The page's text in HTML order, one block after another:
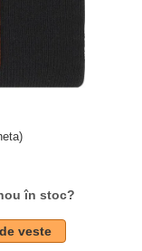
în stoc?
veste